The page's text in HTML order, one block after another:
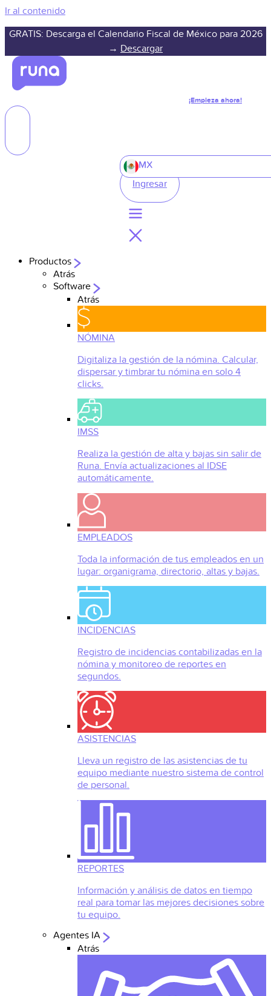
Ir al contenido
GRATIS: Descarga el Calendario Fiscal de México para 2026
→ Descargar
¡Empieza ahora!
MX
Ingresar
Productos
Atrás
Software
Atrás
NÓMINA
Digitaliza la gestión de la nómina. Calcular,
dispersar y timbrar tu nómina en solo 4
clicks.
IMSS
Realiza la gestión de alta y bajas sin salir de
Runa. Envía actualizaciones al IDSE
automáticamente.
EMPLEADOS
Toda la información de tus empleados en un
lugar: organigrama, directorio, altas y bajas.
INCIDENCIAS
Registro de incidencias contabilizadas en la
nómina y monitoreo de reportes en
segundos.
ASISTENCIAS
Lleva un registro de las asistencias de tu
equipo mediante nuestro sistema de control
de personal.
REPORTES
Información y análisis de datos en tiempo
real para tomar las mejores decisiones sobre
tu equipo.
Agentes IA
Atrás